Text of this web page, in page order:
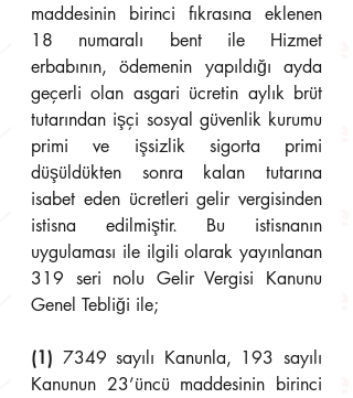
maddesinin birinci fıkrasına eklenen
18 numaralı bent ile Hizmet
erbabının, ödemenin yapıldığı ayda
geçerli olan asgari ücretin aylık brüt
tutarından işçi sosyal güvenlik kurumu
primi ve işsizlik sigorta primi
düşüldükten sonra kalan tutarına
isabet eden ücretleri gelir vergisinden
istisna edilmiştir. Bu istisnanın
uygulaması ile ilgili olarak yayınlanan
319 seri nolu Gelir Vergisi Kanunu
Genel Tebliği ile;
(1) 7349 sayılı Kanunla, 193 sayılı
Kanunun 23’üncü maddesinin birinci